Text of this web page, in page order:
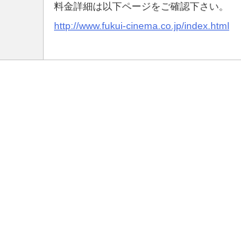
料金詳細は以下ページをご確認下さい。
http://www.fukui-cinema.co.jp/index.html